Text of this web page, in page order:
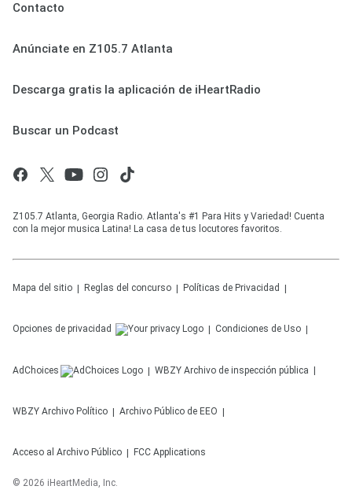
Contacto
Anúnciate en Z105.7 Atlanta
Descarga gratis la aplicación de iHeartRadio
Buscar un Podcast
Z105.7 Atlanta, Georgia Radio. Atlanta's #1 Para Hits y Variedad! Cuenta
con la mejor musica Latina! La casa de tus locutores favoritos.
Mapa del sitio Reglas del concurso Políticas de Privacidad
Opciones de privacidad Condiciones de Uso
AdChoices WBZY Archivo de inspección pública
WBZY Archivo Político Archivo Público de EEO
Acceso al Archivo Público FCC Applications
© 2026 iHeartMedia, Inc.